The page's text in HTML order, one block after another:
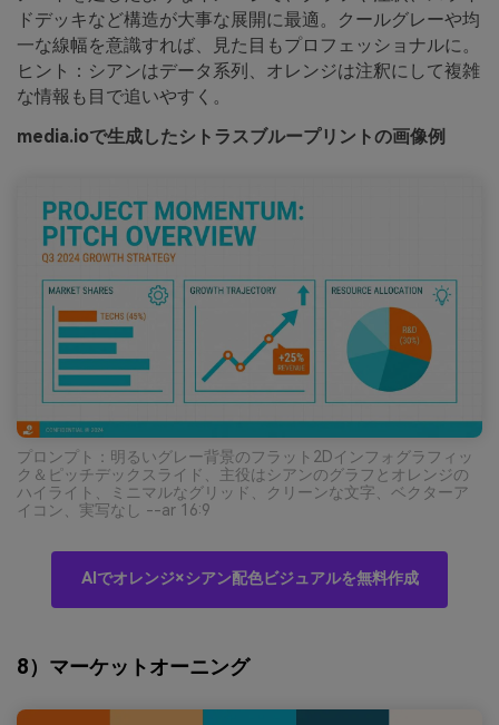
ドデッキなど構造が大事な展開に最適。クールグレーや均
一な線幅を意識すれば、見た目もプロフェッショナルに。
ヒント：シアンはデータ系列、オレンジは注釈にして複雑
な情報も目で追いやすく。
media.ioで生成したシトラスブループリントの画像例
プロンプト：明るいグレー背景のフラット2Dインフォグラフィッ
ク＆ピッチデックスライド、主役はシアンのグラフとオレンジの
ハイライト、ミニマルなグリッド、クリーンな文字、ベクターア
イコン、実写なし --ar 16:9
AIでオレンジ×シアン配色ビジュアルを無料作成
8）マーケットオーニング